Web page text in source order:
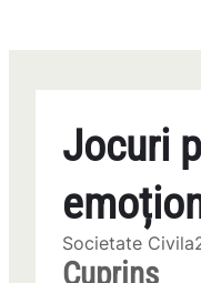
Jocuri
Societate Civila
Cuprins